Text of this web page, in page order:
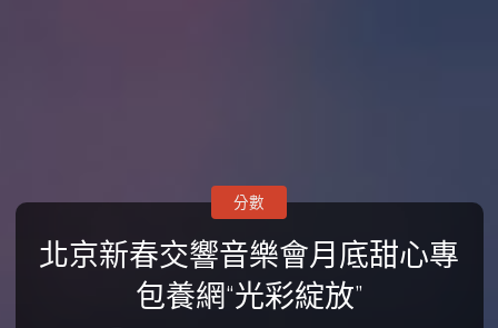
北京新春交響音樂會月底甜心專
包養網“光彩綻放”
分數